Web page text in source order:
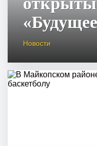
Новости